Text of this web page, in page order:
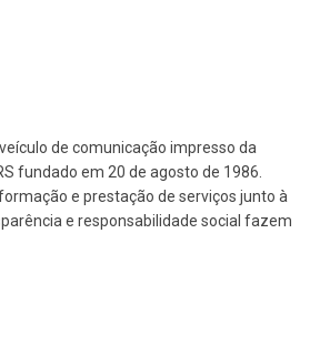
de comunicação impresso da
fundado em 20 de agosto de 1986.
e prestação de serviços junto à
e responsabilidade social fazem